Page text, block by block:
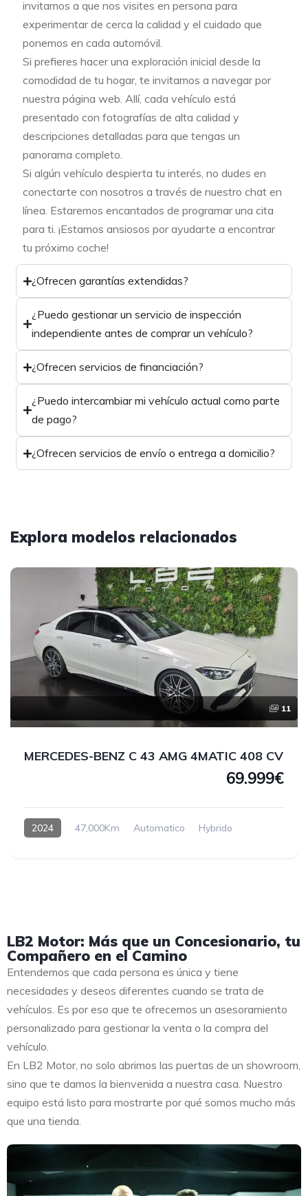
invitamos a que nos visites en persona para
experimentar de cerca la calidad y el cuidado que
ponemos en cada automóvil.
Si prefieres hacer una exploración inicial desde la
comodidad de tu hogar, te invitamos a navegar por
nuestra página web. Allí, cada vehículo está
presentado con fotografías de alta calidad y
descripciones detalladas para que tengas un
panorama completo.
Si algún vehículo despierta tu interés, no dudes en
conectarte con nosotros a través de nuestro chat en
línea. Estaremos encantados de programar una cita
para ti. ¡Estamos ansiosos por ayudarte a encontrar
tu próximo coche!
¿Ofrecen garantías extendidas?
¿Puedo gestionar un servicio de inspección
independiente antes de comprar un vehículo?
¿Ofrecen servicios de financiación?
¿Puedo intercambiar mi vehículo actual como parte
de pago?
¿Ofrecen servicios de envío o entrega a domicilio?
Explora modelos relacionados
11
MERCEDES-BENZ C 43 AMG 4MATIC 408 CV
69.999€
2024 47,000Km Automatico Hybrido
LB2 Motor: Más que un Concesionario, tu
Compañero en el Camino
Entendemos que cada persona es única y tiene
necesidades y deseos diferentes cuando se trata de
vehículos. Es por eso que te ofrecemos un asesoramiento
personalizado para gestionar la venta o la compra del
vehículo.
En LB2 Motor, no solo abrimos las puertas de un showroom,
sino que te damos la bienvenida a nuestra casa. Nuestro
equipo está listo para mostrarte por qué somos mucho más
que una tienda.